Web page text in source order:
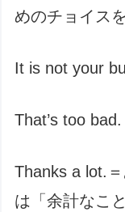
めのチョイス
It is not your
That’s too
Thanks a lot.
は「余計なこ